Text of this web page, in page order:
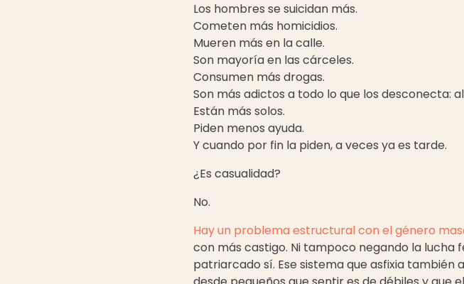
Los hombres se suicidan más.
Cometen más homicidios.
Mueren más en la calle.
Son mayoría en las cárceles.
Consumen más drogas.
Son más adictos a todo lo que los desconecta:
Están más solos.
Piden menos ayuda.
Y cuando por fin la piden, a veces ya es tarde.
¿Es casualidad?
No.
Hay un problema estructural con el género
con más castigo. Ni tampoco negando la lucha
patriarcado sí. Ese sistema que asfixia también